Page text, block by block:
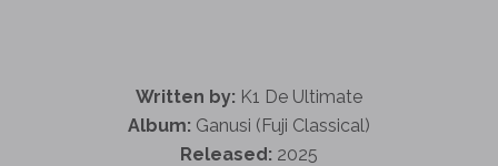
Written by: K1 De Ultimate
Album: Ganusi (Fuji Classical)
Released: 2025